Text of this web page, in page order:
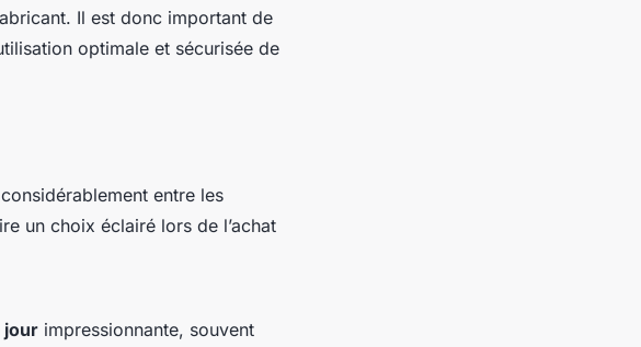
Il est donc important de
optimale et sécurisée de
entre les
un choix éclairé lors de l’achat
jour impressionnante, souvent